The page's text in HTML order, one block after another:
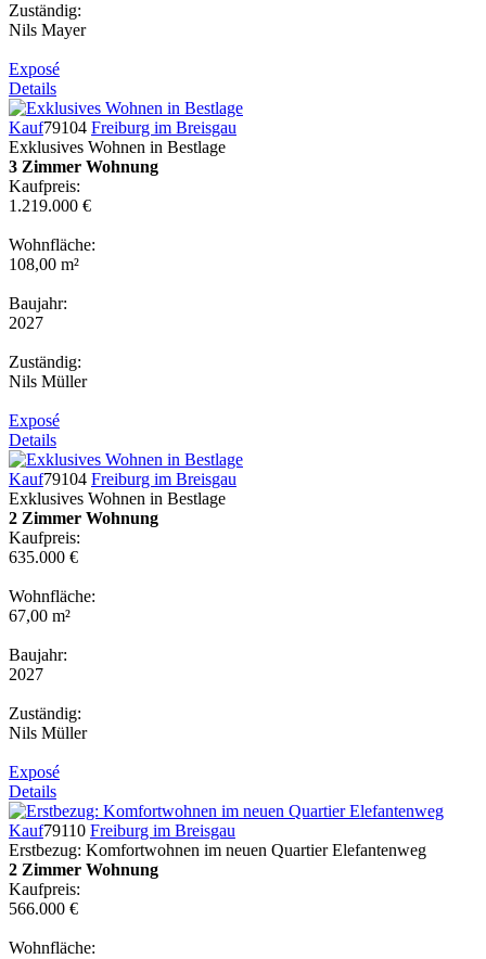
Zuständig:
Nils Mayer
Exposé
Details
Kauf79104 Freiburg im Breisgau
Exklusives Wohnen in Bestlage
3 Zimmer Wohnung
Kaufpreis:
1.219.000 €
Wohnfläche:
108,00 m²
Baujahr:
2027
Zuständig:
Nils Müller
Exposé
Details
Kauf79104 Freiburg im Breisgau
Exklusives Wohnen in Bestlage
2 Zimmer Wohnung
Kaufpreis:
635.000 €
Wohnfläche:
67,00 m²
Baujahr:
2027
Zuständig:
Nils Müller
Exposé
Details
Kauf79110 Freiburg im Breisgau
Erstbezug: Komfortwohnen im neuen Quartier Elefantenweg
2 Zimmer Wohnung
Kaufpreis:
566.000 €
Wohnfläche: